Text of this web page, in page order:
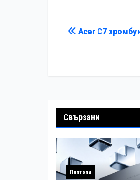
Навигация
Acer C7
Свързани
Лаптопи